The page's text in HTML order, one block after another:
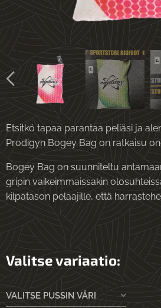
Etsitkö tapaa parantaa peliäsi ja
Prodigyn Bogey Bag on ratkaisu
Bogey Bag on suunniteltu
gripin vaikeimmaissakin
kilpatason pelaajille, että
Valitse variaatio:
VALITSE PUSSIN VÄRI